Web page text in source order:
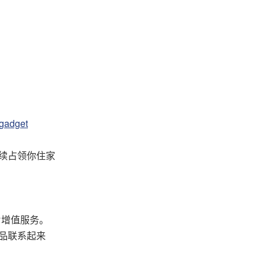
占领你住家
值服务。
联系起来